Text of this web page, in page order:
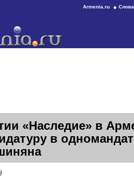
Armenia.ru
«Наследие» в
в